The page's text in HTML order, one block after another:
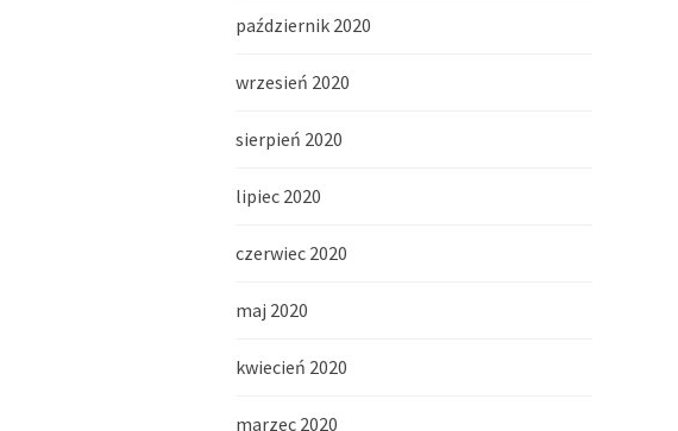
październik 2020
wrzesień 2020
sierpień 2020
lipiec 2020
czerwiec 2020
maj 2020
kwiecień 2020
marzec 2020